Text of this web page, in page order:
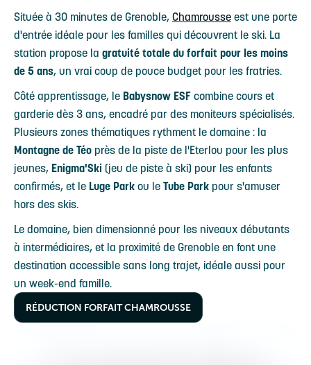
Située à 30 minutes de Grenoble, Chamrousse est une porte
d'entrée idéale pour les familles qui découvrent le ski. La
station propose la gratuité totale du forfait pour les moins
de 5 ans, un vrai coup de pouce budget pour les fratries.
Côté apprentissage, le Babysnow ESF combine cours et
garderie dès 3 ans, encadré par des moniteurs spécialisés.
Plusieurs zones thématiques rythment le domaine : la
Montagne de Téo près de la piste de l'Eterlou pour les plus
jeunes, Enigma'Ski (jeu de piste à ski) pour les enfants
confirmés, et le Luge Park ou le Tube Park pour s'amuser
hors des skis.
Le domaine, bien dimensionné pour les niveaux débutants
à intermédiaires, et la proximité de Grenoble en font une
destination accessible sans long trajet, idéale aussi pour
un week-end famille.
RÉDUCTION FORFAIT CHAMROUSSE